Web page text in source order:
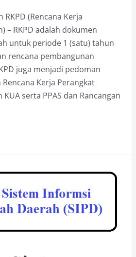
(Rencana Kerja
– RKPD adalah dokumen
untuk periode 1 (satu) tahun
rencana pembangunan
juga menjadi pedoman
Kerja Perangkat
KUA serta PPAS dan Rancangan